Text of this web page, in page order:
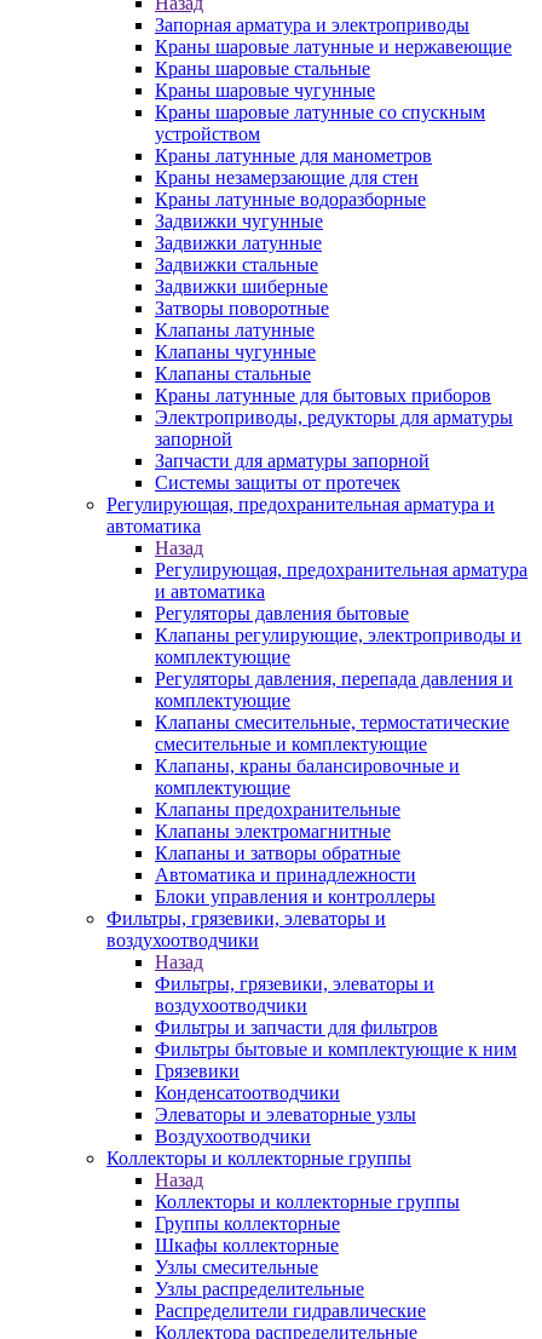
Запорная арматура и электроприводы
Краны шаровые латунные и нержавеющие
Краны шаровые стальные
Краны шаровые чугунные
Краны шаровые латунные со спускным
устройством
Краны латунные для манометров
Краны незамерзающие для стен
Краны латунные водоразборные
Задвижки чугунные
Задвижки латунные
Задвижки стальные
Задвижки шиберные
Затворы поворотные
Клапаны латунные
Клапаны чугунные
Клапаны стальные
Краны латунные для бытовых приборов
Электроприводы, редукторы для арматуры
запорной
Запчасти для арматуры запорной
Системы защиты от протечек
Регулирующая, предохранительная арматура и
автоматика
Назад
Регулирующая, предохранительная арматура
и автоматика
Регуляторы давления бытовые
Клапаны регулирующие, электроприводы и
комплектующие
Регуляторы давления, перепада давления и
комплектующие
Клапаны смесительные, термостатические
смесительные и комплектующие
Клапаны, краны балансировочные и
комплектующие
Клапаны предохранительные
Клапаны электромагнитные
Клапаны и затворы обратные
Автоматика и принадлежности
Блоки управления и контроллеры
Фильтры, грязевики, элеваторы и
воздухоотводчики
Назад
Фильтры, грязевики, элеваторы и
воздухоотводчики
Фильтры и запчасти для фильтров
Фильтры бытовые и комплектующие к ним
Грязевики
Конденсатоотводчики
Элеваторы и элеваторные узлы
Воздухоотводчики
Коллекторы и коллекторные группы
Назад
Коллекторы и коллекторные группы
Группы коллекторные
Шкафы коллекторные
Узлы смесительные
Узлы распределительные
Распределители гидравлические
Коллектора распределительные